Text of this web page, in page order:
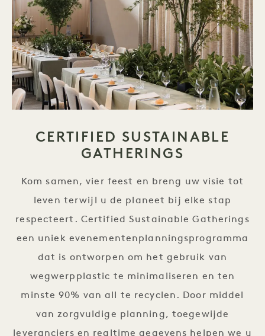
CERTIFIED SUSTAINABLE
GATHERINGS
Kom samen, vier feest en breng uw visie tot
leven terwijl u de planeet bij elke stap
respecteert. Certified Sustainable Gatherings
een uniek evenementenplanningsprogramma
dat is ontworpen om het gebruik van
wegwerpplastic te minimaliseren en ten
minste 90% van all te recyclen. Door middel
van zorgvuldige planning, toegewijde
leveranciers en realtime gegevens helpen we u